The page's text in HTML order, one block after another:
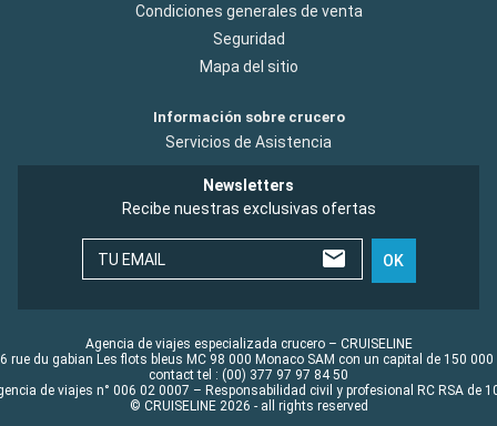
Condiciones generales de venta
Seguridad
Mapa del sitio
Información sobre crucero
Servicios de Asistencia
Newsletters
Recibe nuestras exclusivas ofertas
TU EMAIL OK
Agencia de viajes especializada crucero – CRUISELINE
rue du gabian Les flots bleus MC 98 000 Monaco SAM con un capital de 150 000
contact tel : (00) 377 97 97 84 50
de viajes n° 006 02 0007 – Responsabilidad civil y profesional RC RSA de
© CRUISELINE 2026 - all rights reserved